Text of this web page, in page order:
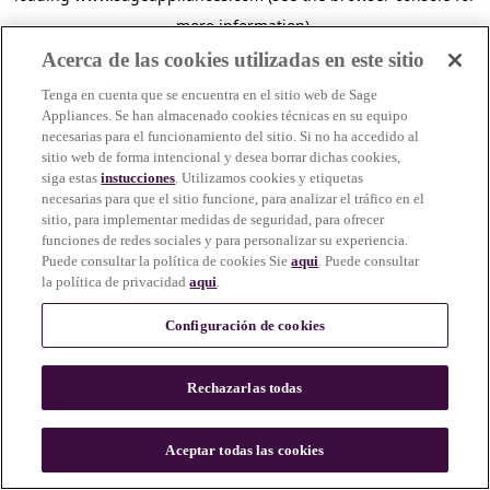
more information).
n
Acerca de las cookies utilizadas en este sitio
Tenga en cuenta que se encuentra en el sitio web de Sage
Appliances. Se han almacenado cookies técnicas en su equipo
necesarias para el funcionamiento del sitio. Si no ha accedido al
sitio web de forma intencional y desea borrar dichas cookies,
siga estasinstucciones. Utilizamos cookies y etiquetas
necesarias para que el sitio funcione, para analizar el tráfico en el
sitio, para implementar medidas de seguridad, para ofrecer
funciones de redes sociales y para personalizar su experiencia.
Puede consultar la política de cookies Sieaqui. Puede consultar
la política de privacidadaqui.
Configuración de cookies
Rechazarlas todas
Aceptar todas las cookies